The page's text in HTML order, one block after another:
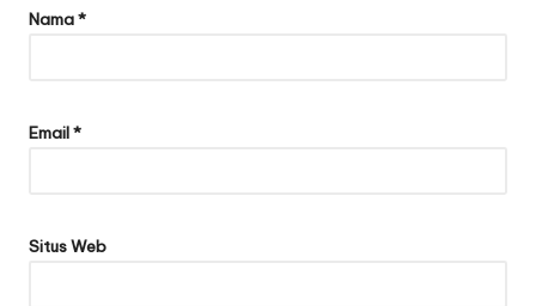
Nama*
Email*
Situs Web